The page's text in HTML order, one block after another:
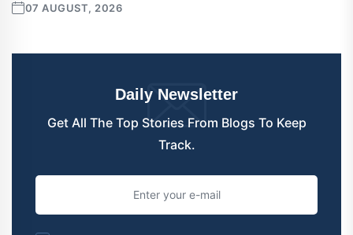
07 AUGUST, 2026
Daily Newsletter
Get All The Top Stories From Blogs To Keep
Track.